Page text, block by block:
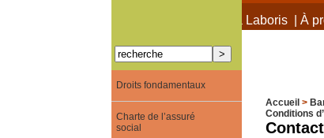
À propos de Terra Laboris| À
Accueil >
Conditions
Droits fondamentaux
Charte de l’assuré
social